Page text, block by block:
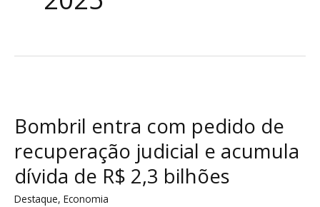
Bombril entra com pedido de
recuperação judicial e acumula
dívida de R$ 2,3 bilhões
Destaque, Economia
com
de
recuperação
judicial